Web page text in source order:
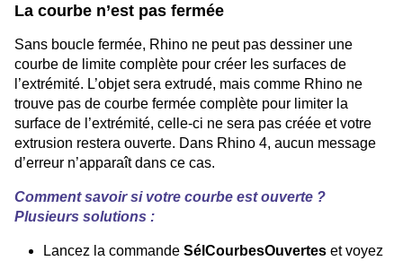
La courbe n’est pas fermée
Sans boucle fermée, Rhino ne peut pas dessiner une
courbe de limite complète pour créer les surfaces de
l’extrémité. L’objet sera extrudé, mais comme Rhino ne
trouve pas de courbe fermée complète pour limiter la
surface de l’extrémité, celle-ci ne sera pas créée et votre
extrusion restera ouverte. Dans Rhino 4, aucun message
d’erreur n’apparaît dans ce cas.
Comment savoir si votre courbe est ouverte ?
Plusieurs solutions :
Lancez la commande SélCourbesOuvertes et voyez